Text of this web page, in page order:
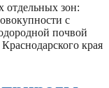
отдельных зон:
с
почвой
края